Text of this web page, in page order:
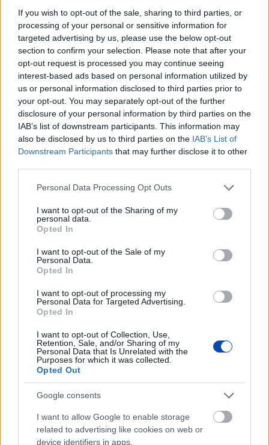
If you wish to opt-out of the sale, sharing to third parties, or
processing of your personal or sensitive information for
targeted advertising by us, please use the below opt-out
section to confirm your selection. Please note that after your
opt-out request is processed you may continue seeing
interest-based ads based on personal information utilized by
us or personal information disclosed to third parties prior to
your opt-out. You may separately opt-out of the further
disclosure of your personal information by third parties on the
IAB’s list of downstream participants. This information may
also be disclosed by us to third parties on the IAB’s List of
Downstream Participants that may further disclose it to other
Please note that this website/app uses one or more Google
not limited to your visit or usage behaviour. You may click to
grant or deny consent to Google and its third-party tags to
use your data for below specified purposes in below Google
consent section.
Personal Data Processing Opt Outs
I want to opt-out of the Sharing of my
personal data.
Opted In
I want to opt-out of the Sale of my
Personal Data.
Opted In
I want to opt-out of processing my
Personal Data for Targeted Advertising.
Opted In
I want to opt-out of Collection, Use,
Retention, Sale, and/or Sharing of my
Personal Data that Is Unrelated with the
Purposes for which it was collected.
Opted Out
Google consents
I want to allow Google to enable storage
related to advertising like cookies on web or
device identifiers in apps.
Eldől a Ferencváros sorsa
HELYI HÍREK
Polgármesteri vétó a pluszpénzek ellen
HAZA ÉS NAGYVILÁG
Megszerezhető az autópálya mellett kivágott
fa
Az oroszlánt egy régi ismerőse keresheti
meg váratlanul
LEGFRISSEBB GALÉRIÁK
Már látható jelei vannak az autópálya